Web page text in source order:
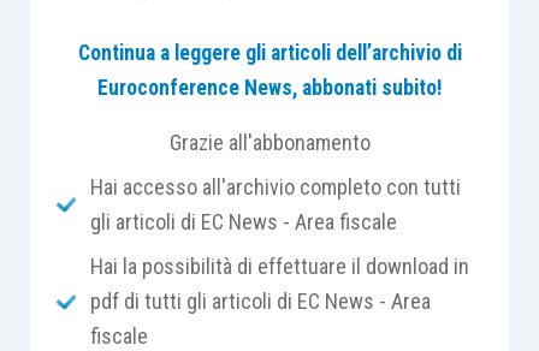
dilettantistiche, ricorrendone i presupposti,
possono rientrare nel novero dei soggetti
LEGGI LA SCHEDA SU FISCOPRATICO…
Continua a leggere gli articoli dell’archivio di
Euroconference News, abbonati subito!
Grazie all'abbonamento
Hai accesso all'archivio completo con tutti
gli articoli di EC News - Area fiscale
Hai la possibilità di effettuare il download in
pdf di tutti gli articoli di EC News - Area
fiscale